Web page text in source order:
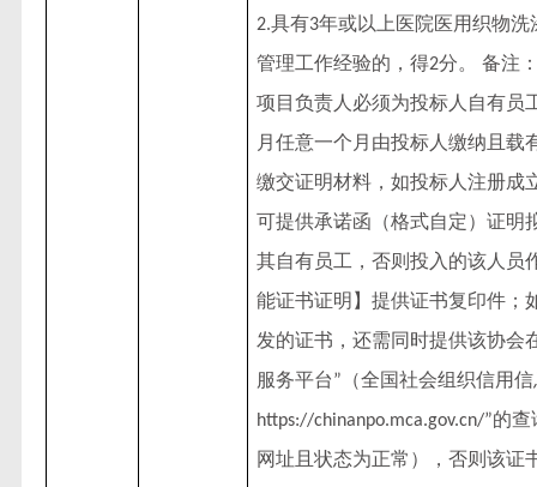
2.具有3年或以上医院医用织物洗
管理工作经验的，得2分。 备注
项目负责人必须为投标人自有员
月任意一个月由投标人缴纳且载
缴交证明材料，如投标人注册成
可提供承诺函（格式自定）证明
其自有员工，否则投入的该人员
能证书证明】提供证书复印件；
发的证书，还需同时提供该协会
服务平台” （全国社会组织信用
https://chinanpo.mca.gov.cn/”的查
网址且状态为正常），否则该证